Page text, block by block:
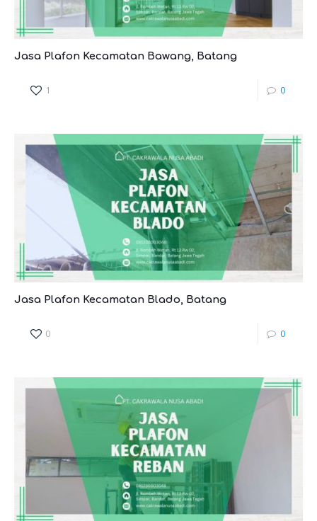
Jasa Plafon Kecamatan Bawang, Batang
1 0
Jasa Plafon Kecamatan Blado, Batang
0 0